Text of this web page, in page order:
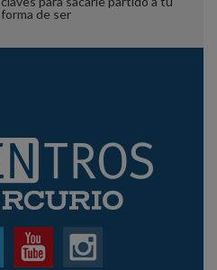
forma de ser